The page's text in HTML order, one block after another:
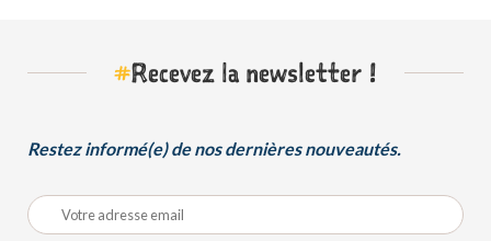
#Recevez la newsletter !
Restez informé(e) de nos dernières nouveautés.